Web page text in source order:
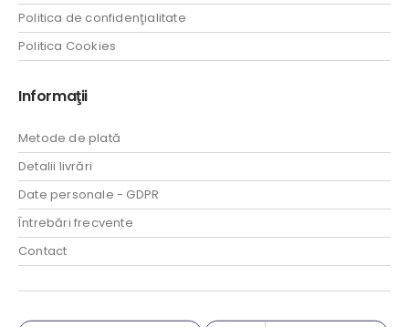
Politica de confidenţialitate
Politica Cookies
Informaţii
Metode de plată
Detalii livrări
Date personale - GDPR
Întrebări frecvente
Contact